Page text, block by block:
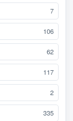
7
106
62
117
2
335